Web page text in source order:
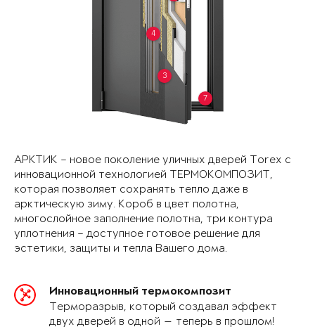
3
4
7
АРКТИК – новое поколение уличных дверей Torex с
инновационной технологией ТЕРМОКОМПОЗИТ,
которая позволяет сохранять тепло даже в
арктическую зиму. Короб в цвет полотна,
многослойное заполнение полотна, три контура
уплотнения – доступное готовое решение для
эстетики, защиты и тепла Вашего дома.
Инновационный термокомпозит
Терморазрыв, который создавал эффект
двух дверей в одной — теперь в прошлом!